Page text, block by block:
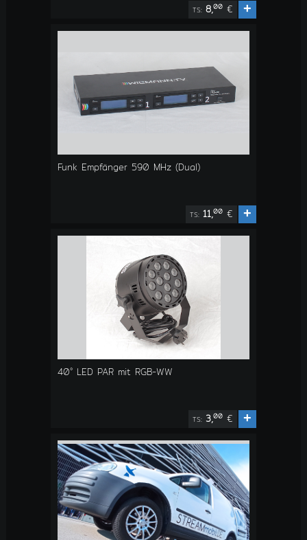
TS: 8,00 € +
Funk Empfänger 590 MHz (Dual)
TS: 11,00 € +
40° LED PAR mit RGB-WW
TS: 3,00 € +